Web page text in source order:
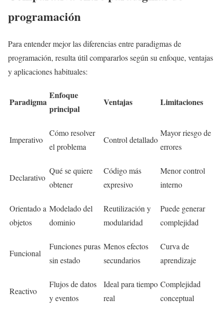
programación
Para entender mejor las diferencias entre paradigmas de
programación, resulta útil compararlos según su enfoque, ventajas
y aplicaciones habituales:
Paradigma
Enfoque
principal
Ventajas Limitaciones
Imperativo
Cómo resolver
el problema
Control detallado
Mayor riesgo de
errores
Declarativo
Qué se quiere
obtener
Código más
expresivo
Menor control
interno
Orientado a
objetos
Modelado del
dominio
Reutilización y
modularidad
Puede generar
complejidad
Funcional
Funciones puras
sin estado
Menos efectos
secundarios
Curva de
aprendizaje
Reactivo
Flujos de datos
y eventos
Ideal para tiempo
real
Complejidad
conceptual